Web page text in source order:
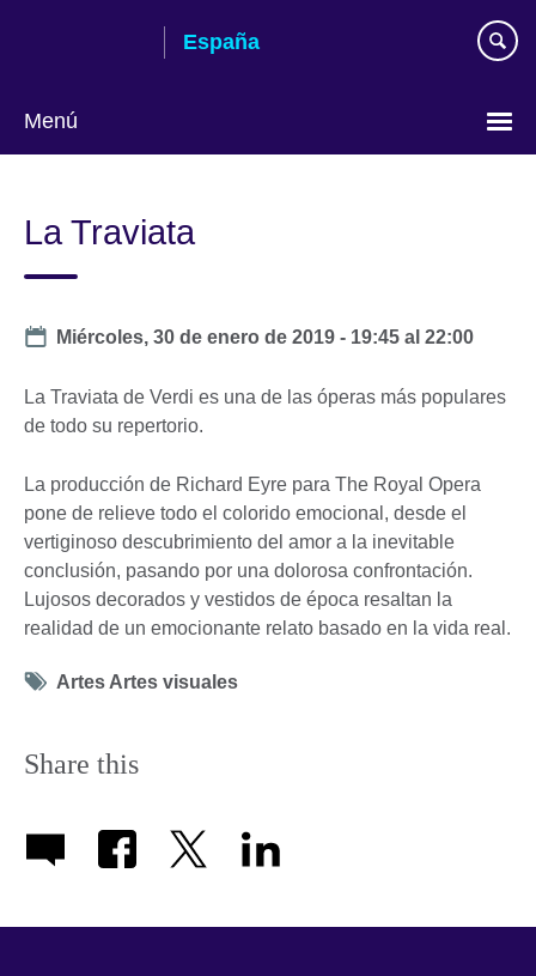
España
Menú
La Traviata
Date
Miércoles, 30 de enero de 2019 - 19:45 al22:00
La Traviata de Verdi es una de las óperas más populares
de todo su repertorio.
La producción de Richard Eyre para The Royal Opera
pone de relieve todo el colorido emocional, desde el
vertiginoso descubrimiento del amor a la inevitable
conclusión, pasando por una dolorosa confrontación.
Lujosos decorados y vestidos de época resaltan la
realidad de un emocionante relato basado en la vida real.
Tag
Artes Artes visuales
Share this